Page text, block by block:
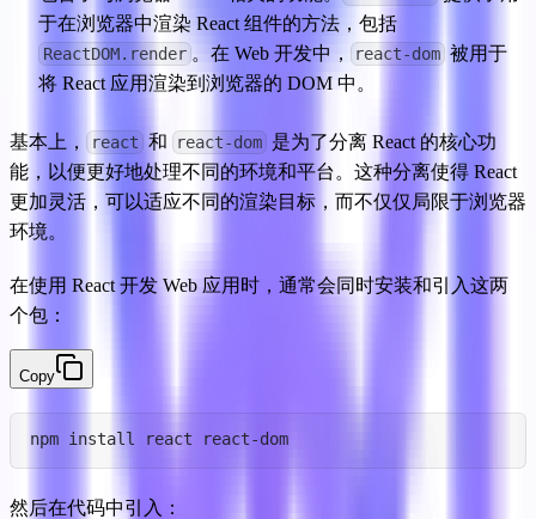
ReactDOM.render 。在 Web 开发中， react-dom 被用于
将 React 应用渲染到浏览器的 DOM 中。
基本上， react 和 react-dom 是为了分离 React 的核心功
能，以便更好地处理不同的环境和平台。这种分离使得 React
更加灵活，可以适应不同的渲染目标，而不仅仅局限于浏览器
环境。
在使用 React 开发 Web 应用时，通常会同时安装和引入这两
个包：
Copy
npm install react react-dom
然后在代码中引入：